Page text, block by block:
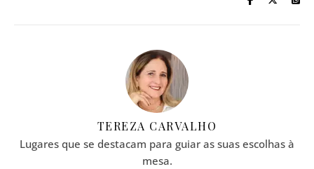
TEREZA CARVALHO
Lugares que se destacam para guiar as suas escolhas à
mesa.